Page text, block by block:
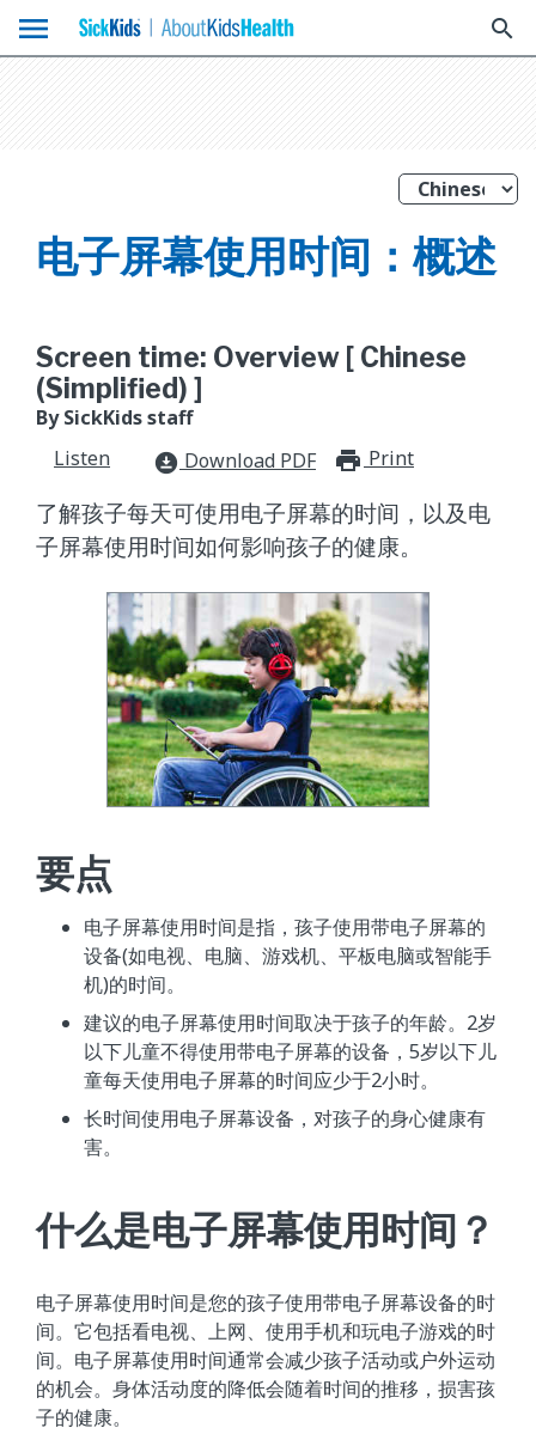
menu search
电子屏幕使用时间：概述
Screen time: Overview [ Chinese
(Simplified) ]
By SickKids staff
Listen
download_for_offline Download PDF Print
了解孩子每天可使用电子屏幕的时间，以及电
子屏幕使用时间如何影响孩子的健康。
要点
电子屏幕使用时间是指，孩子使用带电子屏幕的
设备(如电视、电脑、游戏机、平板电脑或智能手
机)的时间。
建议的电子屏幕使用时间取决于孩子的年龄。2岁
以下儿童不得使用带电子屏幕的设备，5岁以下儿
童每天使用电子屏幕的时间应少于2小时。
长时间使用电子屏幕设备，对孩子的身心健康有
害。
什么是电子屏幕使用时间？
电子屏幕使用时间是您的孩子使用带电子屏幕设备的时
间。它包括看电视、上网、使用手机和玩电子游戏的时
间。电子屏幕使用时间通常会减少孩子活动或户外运动
的机会。身体活动度的降低会随着时间的推移，损害孩
子的健康。